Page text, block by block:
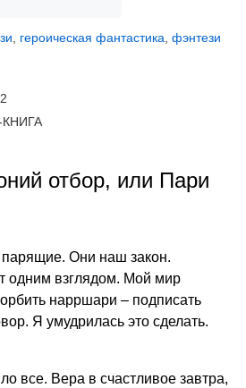
героическая фантастика фэнтези
отбор, или Пари
Они наш закон.
одним взглядом. Мой мир
нарршари – подписать
Я умудрилась это сделать.
все. Вера в счастливое завтра,